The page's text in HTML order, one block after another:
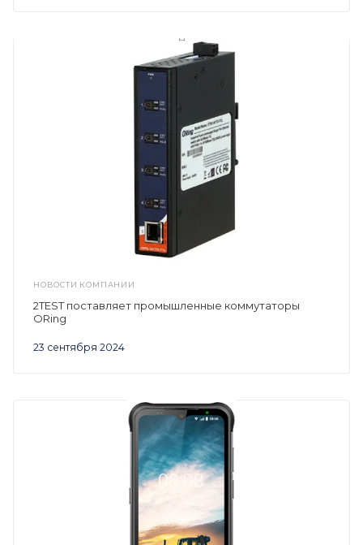
НОВОСТИ КОМПАНИИ
23 сентября 2024
2TEST поставляет промышленные коммутаторы
ORing